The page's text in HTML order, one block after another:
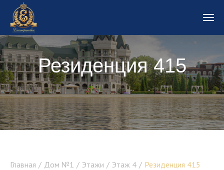
Резиденция 415
Главная / Дом №1 / Этажи / Этаж 4 / Резиденция 415
Резиденция 1